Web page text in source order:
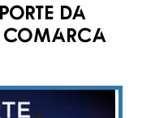
DA
COMARCA